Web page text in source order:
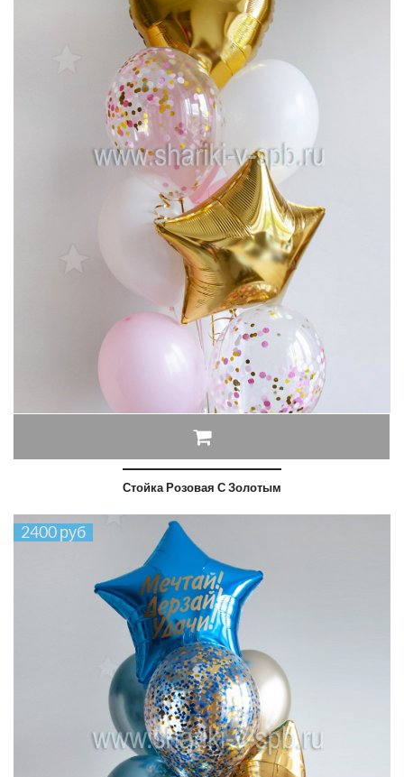
Стойка Розовая С Золотым
2400 руб